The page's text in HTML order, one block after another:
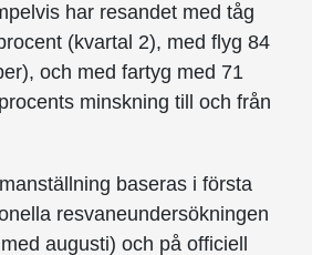
har resandet med tåg
(kvartal 2), med flyg 84
och med fartyg med 71
minskning till och från
baseras i första
resvaneundersökningen
augusti) och på officiell